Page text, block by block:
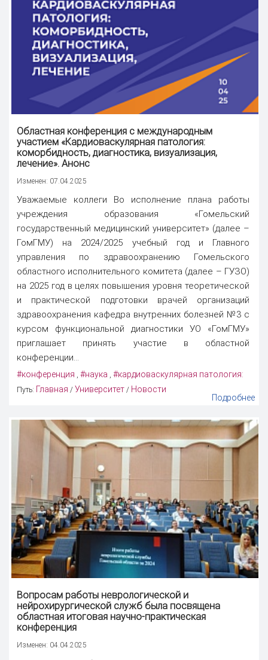
Областная конференция с международным
участием «Кардиоваскулярная патология:
коморбидность, диагностика, визуализация,
лечение». Анонс
Изменен: 07.04.2025
Уважаемые коллеги Во исполнение плана работы
учреждения образования «Гомельский
государственный медицинский университет» (далее –
ГомГМУ) на 2024/2025 учебный год и Главного
управления по здравоохранению Гомельского
областного исполнительного комитета (далее – ГУЗО)
на 2025 год в целях повышения уровня теоретической
и практической подготовки врачей организаций
здравоохранения кафедра внутренних болезней №3 с
курсом функциональной диагностики УО «ГомГМУ»
приглашает принять участие в областной
конференции...
#конференция , #наука , #кардиоваскулярная патология:
Путь: Главная / Университет / Новости
Подробнее
Вопросам работы неврологической и
нейрохирургической служб была посвящена
областная итоговая научно-практическая
конференция
Изменен: 04.04.2025